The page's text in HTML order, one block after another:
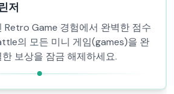
저
Retro Game 경험에서 완벽한 점수
의 모든 미니 게임(games)을 완
보상을 잠금 해제하세요.